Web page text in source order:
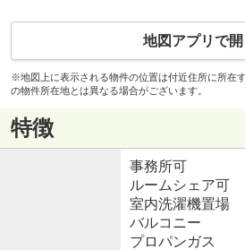
地図アプリで開
※地図上に表示される物件の位置は付近住所に所在
の物件所在地とは異なる場合がございます。
特徴
事務所可
ルームシェア可
室内洗濯機置場
バルコニー
プロパンガス